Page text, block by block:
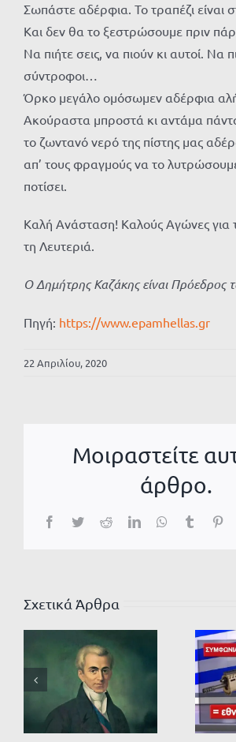
Σωπάστε αδέρφια. Το τραπέζι είναι
Και δεν θα το ξεστρώσουμε πριν
Να πιήτε σεις, να πιούν κι αυτοί. Να
σύντροφοι…
Όρκο μεγάλο ομόσωμεν αδέρφια
Ακούραστα μπροστά κι αντάμα
το ζωντανό νερό της πίστης μας
απ’ τους φραγμούς να το
ποτίσει.
Καλή Ανάσταση! Καλούς Αγώνες για
τη Λευτεριά.
Ο Δημήτρης Καζάκης είναι Πρόεδρος
Πηγή: https://www.epamhellas.gr
22 Απριλίου, 2020
Μοιραστείτε
άρθρο.
Facebook
TwitterRedditLinkedInWhatsApp
Tumblr
Σχετικά Άρθρα